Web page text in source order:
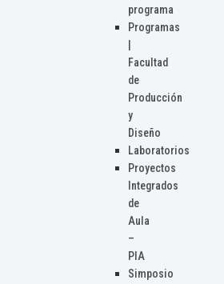
programa
Programas
Facultad
de
Producción
y
Diseño
Laboratorios
Proyectos
Integrados
de
Aula
–
PIA
Simposio